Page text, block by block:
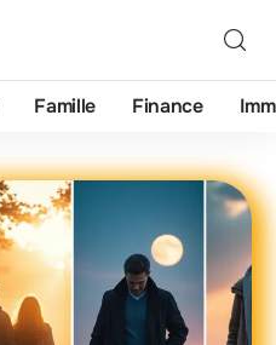
Famille Finance